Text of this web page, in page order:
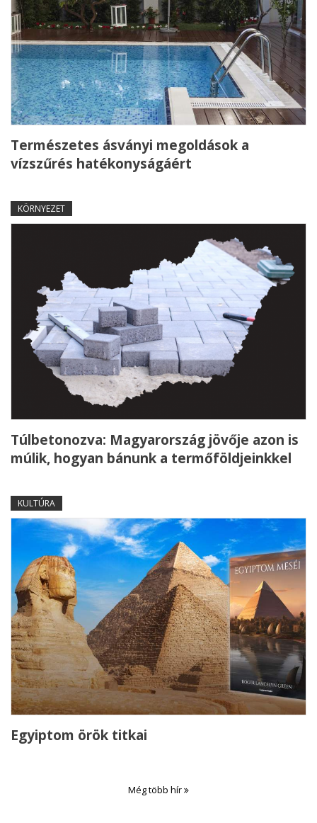
Természetes ásványi megoldások a
vízszűrés hatékonyságáért
KÖRNYEZET
Túlbetonozva: Magyarország jövője azon is
múlik, hogyan bánunk a termőföldjeinkkel
KULTÚRA
Egyiptom örök titkai
Még több hír